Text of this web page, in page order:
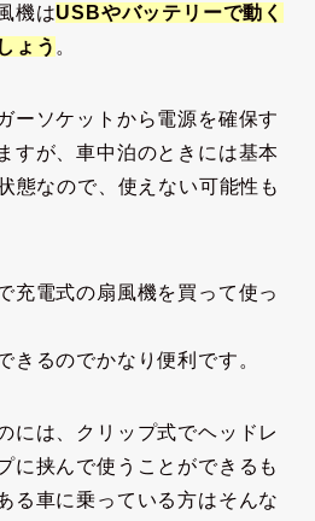
機はUSBやバッテリーで動く
ょう 。
ーソケットから電源を確保す
すが、車中泊のときには基本
態なので、使えない可能性も
充電式の扇風機を買って使っ
きるのでかなり便利です。
には、クリップ式でヘッドレ
に挟んで使うことができるも
る車に乗っている方はそんな